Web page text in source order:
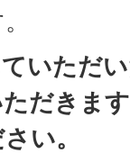
いただ
だきま
い。